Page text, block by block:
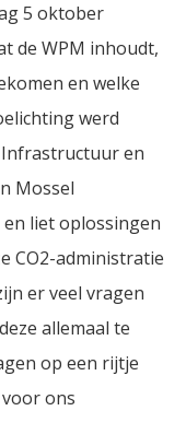
5 oktober
de WPM inhoudt,
en welke
werd
en
Mossel
liet oplossingen
CO2-administratie
er veel vragen
allemaal te
op een rijtje
ons